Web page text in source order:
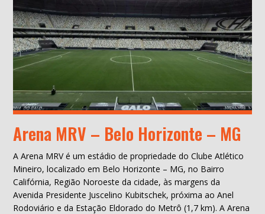
Arena MRV – Belo Horizonte – MG
A Arena MRV é um estádio de propriedade do Clube Atlético
Mineiro, localizado em Belo Horizonte – MG, no Bairro
Califórnia, Região Noroeste da cidade, às margens da
Avenida Presidente Juscelino Kubitschek, próxima ao Anel
Rodoviário e da Estação Eldorado do Metrô (1,7 km). A Arena